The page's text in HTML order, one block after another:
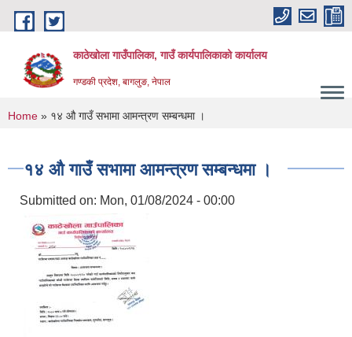
Skip to main content
काठेखोला गाउँपालिका, गाउँ कार्यपालिकाको कार्यालय
गण्डकी प्रदेश, बागलुङ, नेपाल
You are here
Home » १४ औ गाउँ सभामा आमन्त्रण सम्बन्धमा ।
१४ औ गाउँ सभामा आमन्त्रण सम्बन्धमा ।
Submitted on: Mon, 01/08/2024 - 00:00